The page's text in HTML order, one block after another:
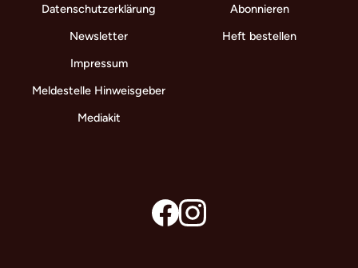
Datenschutzerklärung
Newsletter
Impressum
Meldestelle Hinweisgeber
Mediakit
Abonnieren
Heft bestellen